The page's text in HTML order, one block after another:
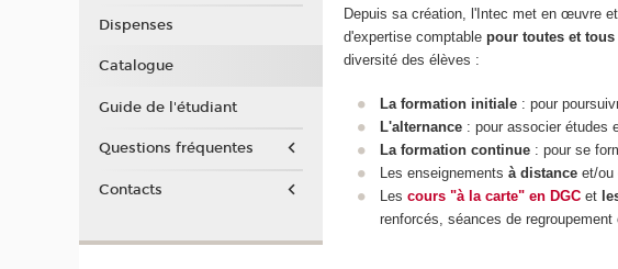
Depuis sa création, l'Intec met en œuvre
d'expertise comptablepour toutes et
diversité des élèves :
La formation initiale : pour
L'alternance: pour associer études
La formation continue : pour se
Les enseignements à distance et/ou
Les cours "à la carte" en DGCet
renforcés, séances de
Dispenses
Catalogue
Guide de l'étudiant
Questions fréquentes
Contacts